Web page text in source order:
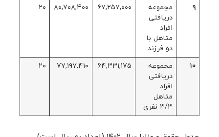
۹
مجموعه
دریافتی
افراد
متاهل با
دو فرزند
۶۷,۲۵۷,۰۰۰ ۸۰,۷۰۸,۴۰۰ ۲۰
۱۰
مجموعه
دریافتی
افراد
متاهل
۳/۳ نفری
۶۴,۳۳۱,۱۷۵ ۷۷,۱۹۷,۴۱۰ ۲۰